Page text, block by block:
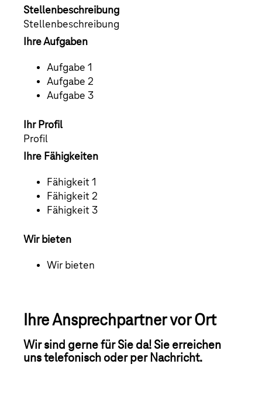
Stellenbeschreibung
Stellenbeschreibung
Ihre Aufgaben
Aufgabe 1
Aufgabe 2
Aufgabe 3
Ihr Profil
Profil
Ihre Fähigkeiten
Fähigkeit 1
Fähigkeit 2
Fähigkeit 3
Wir bieten
Wir bieten
Ihre Ansprechpartner vor Ort
Wir sind gerne für Sie da! Sie erreichen
uns telefonisch oder per Nachricht.